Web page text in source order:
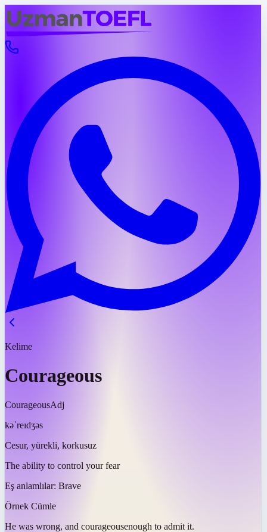
Kelime
Courageous
CourageousAdj
kəˈreɪdʒəs
Cesur, yürekli, korkusuz
The ability to control your fear
Eş anlamlılar: Brave
Örnek Cümle
He was wrong, and courageousenough to admit it.